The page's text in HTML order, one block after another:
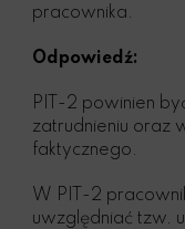
pracownika.
Odpowiedź:
PIT-2 powinien
zatrudnieniu oraz
faktycznego.
W PIT-2
uwzględniać tzw.